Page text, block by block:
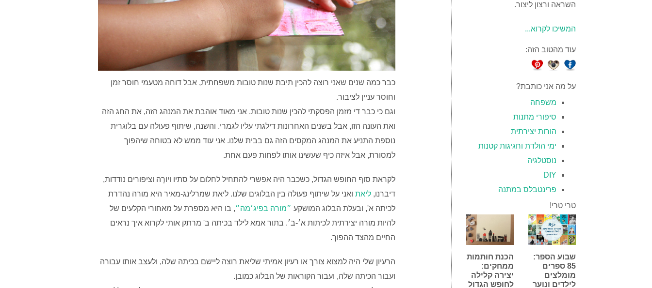
השראה ורצון ליצור.
המשיכו לקרוא...
עוד מהטוב הזה:
על מה אני כותבת?
משפחה
סיפורי מתנות
הורות יצירתית
ימי הולדת וחגיגות קטנות
נוסטלגיה
DIY
פרינטבלס במתנה
טרי טרי!
שבוע הספר:
85 ספרים
מומלצים
לילדים ונוער
הכנת חותמות
ממחקים:
יצירה קלילה
לחופש הגדול
כבר כמה שנים שאני רוצה להכין תיבת שנות טובות משפחתית, אבל דוחה מטעמי חוסר זמן
וחוסר עניין לציבור.
וגם כי כבר די מזמן הפסקתי להכין שנות טובות. אני מאוד אוהבת את המנהג הזה, את החג הזה
ואת העונה הזו, אבל בשנים האחרונות דילגתי עליו לגמרי. והשנה, שיתוף פעולה עם בלוגרית
נוספת התניע את המנהג המקסים הזה גם בבית שלנו. אני עוד ממש לא בטוחה שיהפוך
למסורת, אבל איזה כיף שעשינו אותו לפחות פעם אחת.
לקראת סוף החופש הגדול, כשכבר היה אפשרי להתחיל לחלום על סתיו ויורֶה וציפורים נודדות,
דיברנו, ליאת ואני על שיתוף פעולה בין הבלוגים שלנו. ליאת שמרלינג-מאיר היא מורה נהדרת
לכיתה א', ובעלת הבלוג המושקע ״מורה בפיג׳מה״, בו היא מספרת על מאחורי הקלעים של
להיות מורה יצירתית לכיתות א׳-ב׳. בתור אמא לילד בכיתה ב' מרתק אותי לקרוא איך נראים
החיים מהצד ההפוך.
הרעיון שלי היה למצוא צורך או רעיון אמיתי שליאת רוצה ליישם בכיתה שלה, ולעצב אותו עבורה
ועבור הכיתה שלה, ועבור הקוראות של הבלוג כמובן.